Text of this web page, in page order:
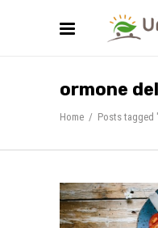
ormone
Home / Posts tagged